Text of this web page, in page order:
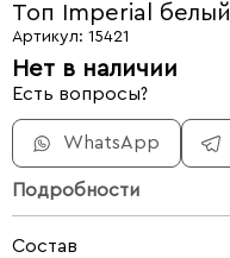
Топ Imperial белый
Артикул: 15421
Нет в наличии
Есть вопросы?
WhatsApp
Подробности
Состав